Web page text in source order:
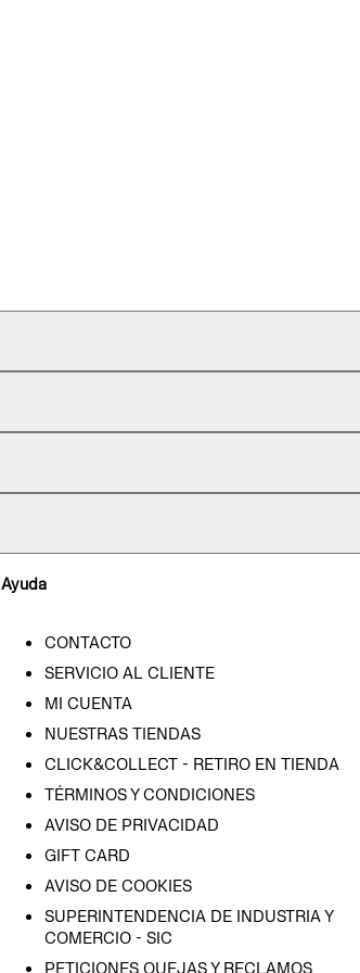
Ayuda
CONTACTO
SERVICIO AL CLIENTE
MI CUENTA
NUESTRAS TIENDAS
CLICK&COLLECT - RETIRO EN TIENDA
TÉRMINOS Y CONDICIONES
AVISO DE PRIVACIDAD
GIFT CARD
AVISO DE COOKIES
SUPERINTENDENCIA DE INDUSTRIA Y
COMERCIO - SIC
PETICIONES QUEJAS Y RECLAMOS